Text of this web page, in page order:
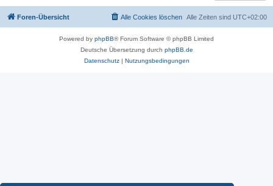
Foren-Übersicht Alle Zeiten sind UTC+02:00
Alle Cookies löschen
Powered by phpBB® Forum Software © phpBB Limited
Deutsche Übersetzung durch phpBB.de
Datenschutz| Nutzungsbedingungen